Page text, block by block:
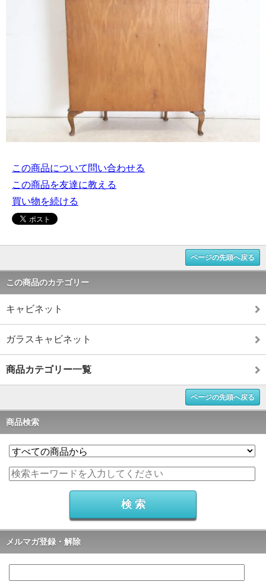
この商品について問い合わせる
この商品を友達に教える
買い物を続ける
ページの先頭へ戻る
この商品のカテゴリー
キャビネット
ガラスキャビネット
商品カテゴリー一覧
ページの先頭へ戻る
商品検索
メルマガ登録・解除